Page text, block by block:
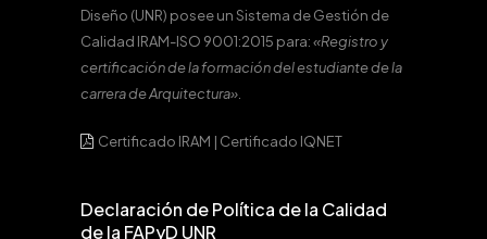
Diseño (UNR) posee un Sistema de Gestión de
Calidad IRAM-ISO 9001:2015 para:«Registro y
certificación de la formación del estudiante de la
carrera de Arquitectura».
Certificado IRAM | Certificado IQNET
Declaración de Política de la Calidad
de la FAPyD UNR